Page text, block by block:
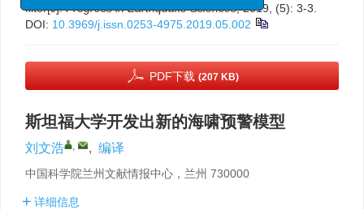
filter[J].Progress in Earthquake Sciences, 2019, (5): 3-3.
DOI: 10.3969/j.issn.0253-4975.2019.05.002
PDF下载 (207 KB)
斯坦福大学开发出新的海啸预警模型
刘文浩 , , 编译
中国科学院兰州文献情报中心，兰州 730000
详细信息